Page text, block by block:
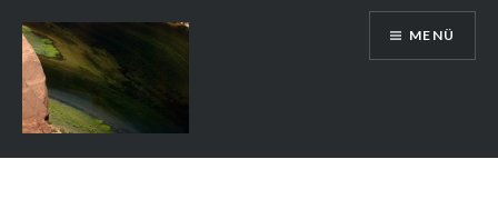
Inhalt
springen
Auslandsschuldienst
MENÜ